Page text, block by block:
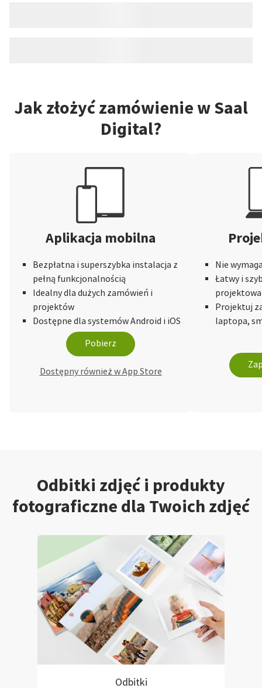
Jak złożyć zamówienie w Saal
Digital?
Aplikacja mobilna
Bezpłatna i superszybka instalacja z
pełną funkcjonalnością
Idealny dla dużych zamówień i
projektów
Dostępne dla systemów Android i iOS
Pobierz
Dostępny również w App Store
Nie
Łatwy i
Projektuj
laptopa,
Odbitki zdjęć i produkty
fotograficzne dla Twoich zdjęć
Odbitki